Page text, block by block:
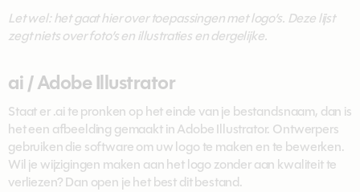
Let wel: het gaat hier over toepassingen met logo’s. Deze lijst
zegt niets over foto’s en illustraties en dergelijke.
ai / Adobe Illustrator
Staat er .ai te pronken op het einde van je bestandsnaam, dan is
het een afbeelding gemaakt in Adobe Illustrator. Ontwerpers
gebruiken die software om uw logo te maken en te bewerken.
Wil je wijzigingen maken aan het logo zonder aan kwaliteit te
verliezen? Dan open je het best dit bestand.